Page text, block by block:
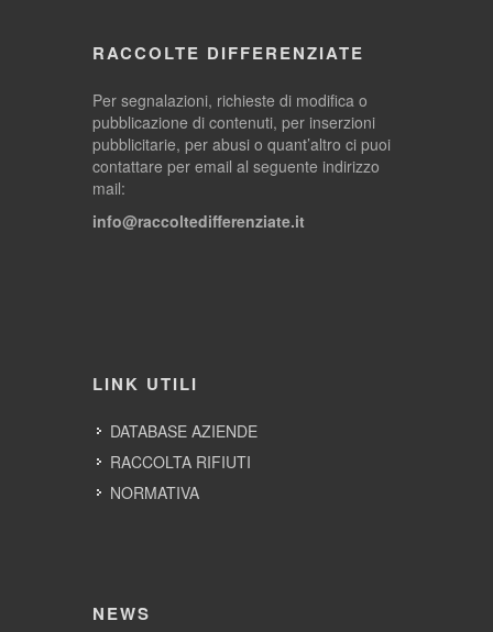
RACCOLTE DIFFERENZIATE
Per segnalazioni, richieste di modifica o
pubblicazione di contenuti, per inserzioni
pubblicitarie, per abusi o quant’altro ci puoi
contattare per email al seguente indirizzo
mail:
info@raccoltedifferenziate.it
LINK UTILI
DATABASE AZIENDE
RACCOLTA RIFIUTI
NORMATIVA
NEWS